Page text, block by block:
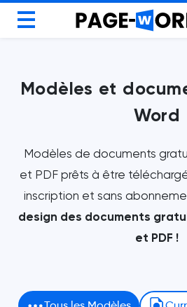
Modèles et
Word
Modèles de documents
et PDF prêts à être
inscription et sans
design des documents
et PDF !